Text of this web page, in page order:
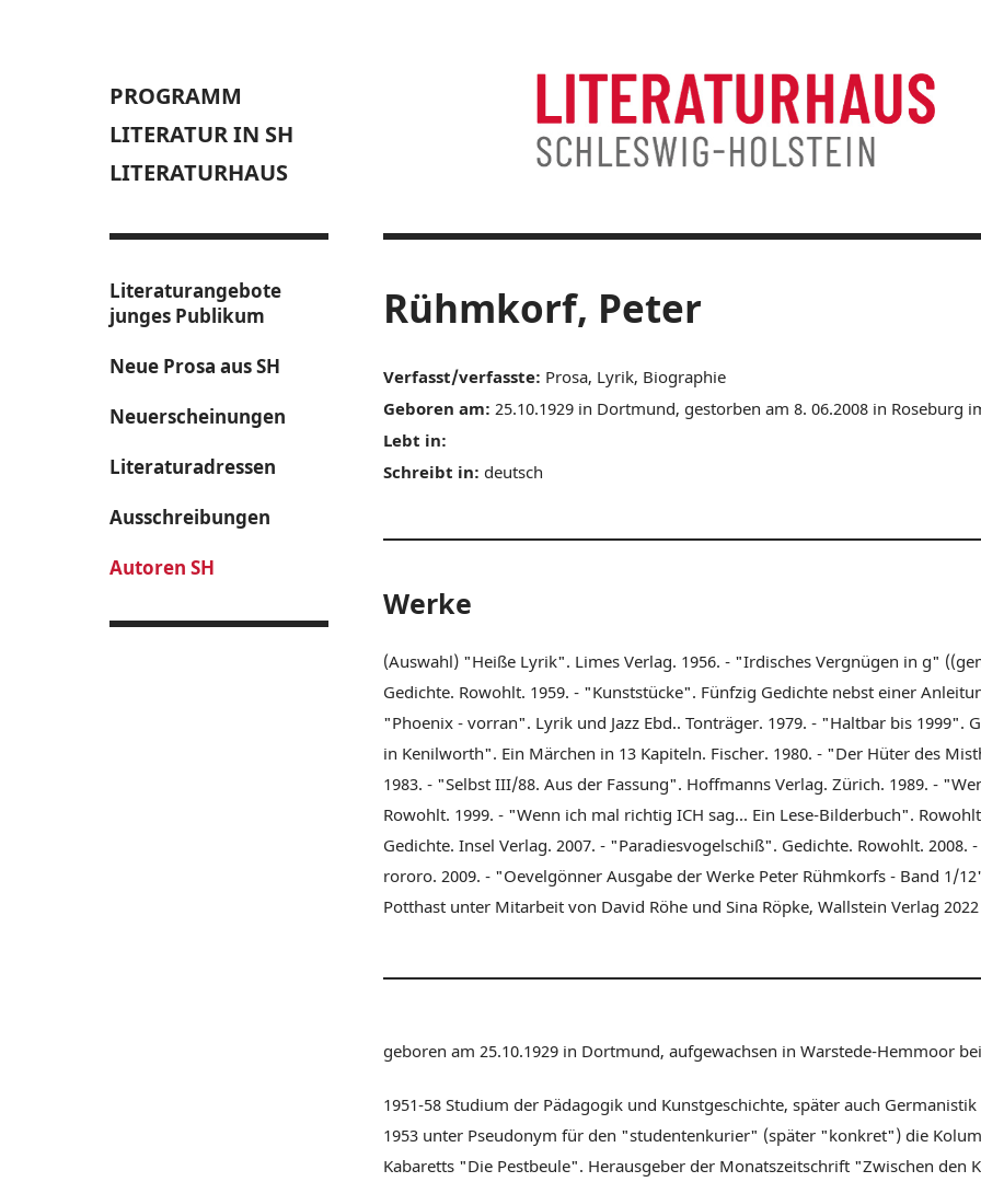
Literaturangebote
junges Publikum
Neue Prosa aus SH
Neuerscheinungen
Literaturadressen
Ausschreibungen
Autoren SH
Rühmkorf, Peter
Verfasst/verfasste: Prosa, Lyrik, Biographie
Geboren am: 25.10.1929 in Dortmund, gestorben am 8. 06.2008 in Roseburg
Lebt in:
Schreibt in: deutsch
Werke
(Auswahl) "Heiße Lyrik". Limes Verlag. 1956. - "Irdisches Vergnügen in g"
Gedichte. Rowohlt. 1959. - "Kunststücke". Fünfzig Gedichte nebst einer
"Phoenix - vorran". Lyrik und Jazz Ebd.. Tonträger. 1979. - "Haltbar bis 1999".
in Kenilworth". Ein Märchen in 13 Kapiteln. Fischer. 1980. - "Der Hüter des
1983. - "Selbst III/88. Aus der Fassung". Hoffmanns Verlag. Zürich. 1989. -
Rowohlt. 1999. - "Wenn ich mal richtig ICH sag... Ein Lese-Bilderbuch".
Gedichte. Insel Verlag. 2007. - "Paradiesvogelschiß". Gedichte. Rowohlt.
rororo. 2009. - "Oevelgönner Ausgabe der Werke Peter Rühmkorfs - Band 1/
Potthast unter Mitarbeit von David Röhe und Sina Röpke, Wallstein Verlag 2022
geboren am 25.10.1929 in Dortmund, aufgewachsen in Warstede-Hemmoor
1951-58 Studium der Pädagogik und Kunstgeschichte, später auch
1953 unter Pseudonym für den "studentenkurier" (später "konkret") die
Kabaretts "Die Pestbeule". Herausgeber der Monatszeitschrift "Zwischen den
PROGRAMM
LITERATUR IN SH
LITERATURHAUS